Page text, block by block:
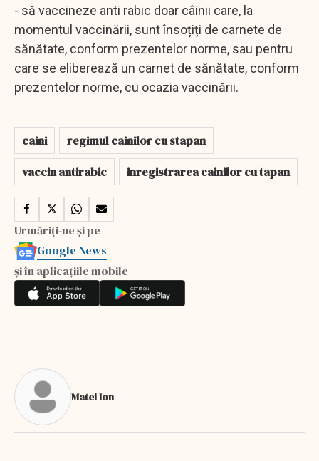
- să vaccineze anti rabic doar câinii care, la
momentul vaccinării, sunt însoțiți de carnete de
sănătate, conform prezentelor norme, sau pentru
care se eliberează un carnet de sănătate, conform
prezentelor norme, cu ocazia vaccinării.
caini
regimul cainilor cu stapan
vaccin antirabic
inregistrarea cainilor cu tapan
Urmăriți-ne și pe
Google News
și în aplicațiile mobile
Matei Ion